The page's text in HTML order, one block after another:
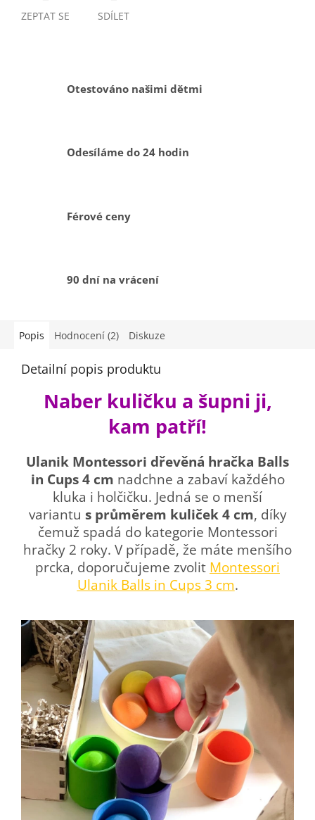
ZEPTAT SE SDÍLET
Otestováno našimi dětmi
Odesíláme do 24 hodin
Férové ceny
90 dní na vrácení
Popis Hodnocení (2) Diskuze
Detailní popis produktu
Naber kuličku a šupni ji,
kam patří!
Ulanik Montessori dřevěná hračka Balls
in Cups 4 cm nadchne a zabaví každého
kluka i holčičku. Jedná se o menší
variantu s průměrem kuliček 4 cm, díky
čemuž spadá do kategorie Montessori
hračky 2 roky. V případě, že máte menšího
prcka, doporučujeme zvolit Montessori
Ulanik Balls in Cups 3 cm.